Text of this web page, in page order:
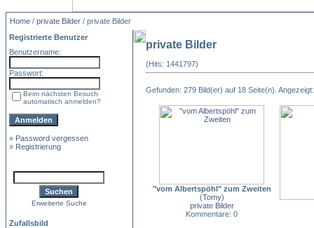
Home / private Bilder / private Bilder
Registrierte Benutzer
Benutzername:
Passwort:
Beim nächsten Besuch
automatisch anmelden?
» Password vergessen
» Registrierung
Erweiterte Suche
Zufallsbild
private Bilder
(Hits: 1441797)
Gefunden: 279 Bild(er) auf 18 Seite(n).
"vom Albertspöhl" zum Zweiten
(Tomy)
private Bilder
Kommentare: 0